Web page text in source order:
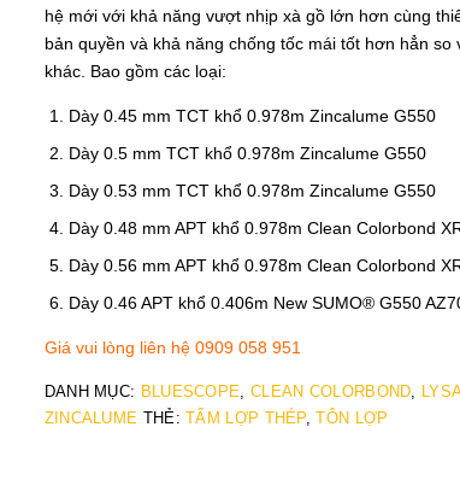
hệ mới với khả năng vượt nhịp xà gồ lớn hơn cùng
bản quyền và khả năng chống tốc mái tốt hơn hẳn
khác. Bao gồm các loại:
Dày 0.45 mm TCT khổ 0.978m Zincalume G550
Dày 0.5 mm TCT khổ 0.978m Zincalume G550
Dày 0.53 mm TCT khổ 0.978m Zincalume G550
Dày 0.48 mm APT khổ 0.978m Clean Colorbond
Dày 0.56 mm APT khổ 0.978m Clean Colorbond
Dày 0.46 APT khổ 0.406m New SUMO® G550
Giá vui lòng liên hệ 0909 058 951
DANH MỤC: BLUESCOPE CLEAN COLORBOND
ZINCALUME THẺ:TẤM LỢP THÉP,TÔN LỢP